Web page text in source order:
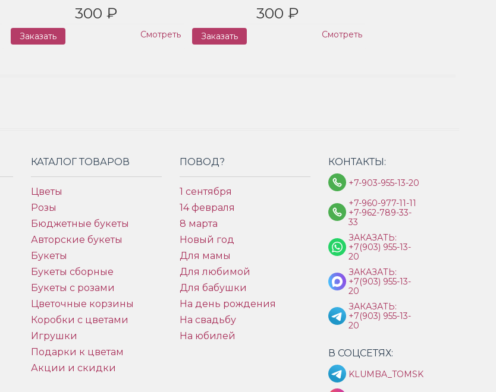
300 ₽
Заказать Смотреть
300 ₽
Заказать Смотреть
КАТАЛОГ ТОВАРОВ
Цветы
Розы
Бюджетные букеты
Авторские букеты
Букеты
Букеты сборные
Букеты с розами
Цветочные корзины
Коробки с цветами
Игрушки
Подарки к цветам
Акции и скидки
ПОВОД?
1 сентября
14 февраля
8 марта
Новый год
Для мамы
Для любимой
Для бабушки
На день рождения
На свадьбу
На юбилей
КОНТАКТЫ:
+7-903-955-13-20
+7-960-977-11-11
+7-962-789-33-
33
ЗАКАЗАТЬ:
+7(903) 955-13-
20
ЗАКАЗАТЬ:
+7(903) 955-13-
20
ЗАКАЗАТЬ:
+7(903) 955-13-
20
В СОЦСЕТЯХ:
KLUMBA_TOMSK